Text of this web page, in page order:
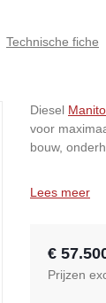
Technische fiche
Diesel
voor
bouw,
Lees meer
€
Prijzen